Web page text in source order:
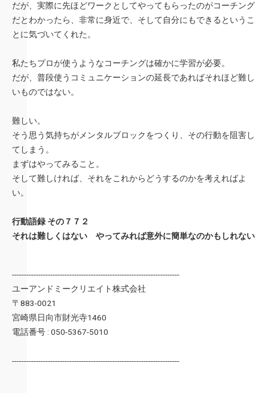
だが、実際に先ほどワークとしてやってもらったのがコーチング
だとわかったら、非常に身近で、そして自分にもできるというこ
とに気づいてくれた。
私たちプロが使うようなコーチングは確かに学習が必要。
だが、普段使うコミュニケーションの延長であればそれほど難し
いものではない。
難しい。
そう思う気持ちがメンタルブロックをつくり、その行動を阻害し
てしまう。
まずはやってみること。
そして難しければ、それをこれからどうするのかを考えればよ
い。
行動語録 その７７２
それは難しくはない やってみれば意外に簡単なのかもしれない
----------------------------------------------------------------------
ユーアンドミークリエイト株式会社
〒883-0021
宮崎県日向市財光寺1460
電話番号 : 050-5367-5010
----------------------------------------------------------------------